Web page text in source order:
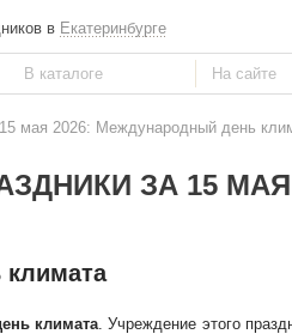
в Екатеринбурге
мая 2026: Международный день
ЗА 15
климата. Учреждение этого